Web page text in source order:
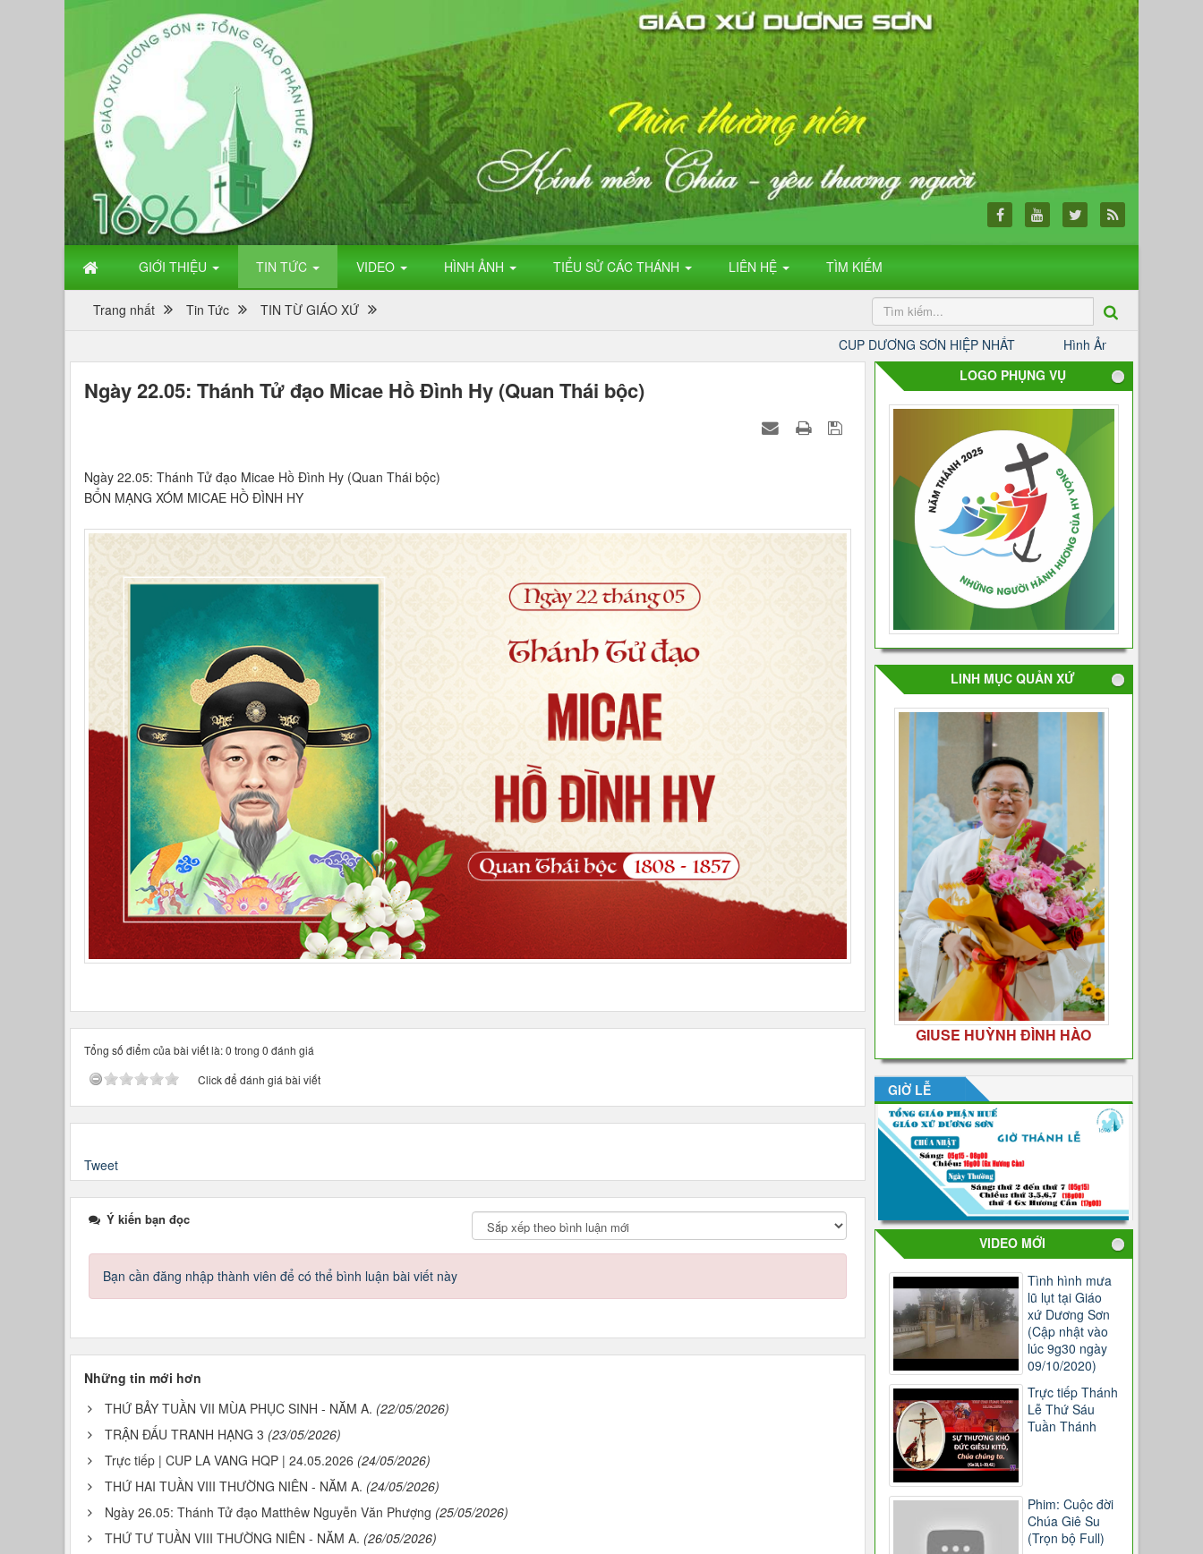
GIỚI THIỆU TIN TỨC VIDEO HÌNH ẢNH TIỂU SỬ CÁC THÁNH LIÊN HỆ TÌM KIẾM
Trang nhất Tin Tức
TIN TỪ GIÁO XỨ
CUP DƯƠNG SƠN HIỆP NHẤT
Hình Ảnh Trận Chung Kết Giữa Hai Đội
Ngày 22.05: Thánh Tử đạo Micae Hồ Đình Hy (Quan Thái bộc)
Ngày 22.05: Thánh Tử đạo Micae Hồ Đình Hy (Quan Thái bộc)
BỔN MẠNG XÓM MICAE HỒ ĐÌNH HY
Tổng số điểm của bài viết là: 0 trong 0 đánh giá
Click để đánh giá bài viết
Tweet
Ý kiến bạn đọc
Bạn cần đăng nhập thành viên để có thể bình luận bài viết này
Những tin mới hơn
THỨ BẢY TUẦN VII MÙA PHỤC SINH - NĂM A. (22/05/2026)
TRẬN ĐẤU TRANH HẠNG 3 (23/05/2026)
Trực tiếp | CUP LA VANG HQP | 24.05.2026 (24/05/2026)
THỨ HAI TUẦN VIII THƯỜNG NIÊN - NĂM A. (24/05/2026)
Ngày 26.05: Thánh Tử đạo Matthêw Nguyễn Văn Phượng (25/05/2026)
THỨ TƯ TUẦN VIII THƯỜNG NIÊN - NĂM A. (26/05/2026)
LOGO PHỤNG VỤ
LINH MỤC QUẢN XỨ
GIUSE HUỲNH ĐÌNH HÀO
GIỜ LỄ
VIDEO MỚI
Tình hình mưa
lũ lụt tại Giáo
xứ Dương Sơn
(Cập nhật vào
lúc 9g30 ngày
09/10/2020)
Trực tiếp Thánh
Lễ Thứ Sáu
Tuần Thánh
Phim: Cuộc đời
Chúa Giê Su
(Trọn bộ Full)